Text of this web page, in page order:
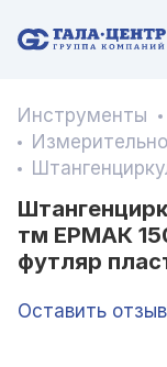
Инструменты
тм ЕРМАК
футляр
Оставить отзыв